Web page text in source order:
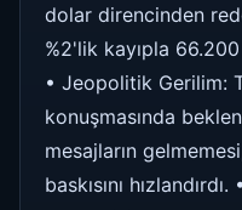
dolar direncinden
%2'lik kayıpla
• Jeopolitik Gerilim:
konuşmasında
mesajların
baskısını